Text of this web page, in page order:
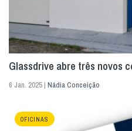
Glassdrive abre três novos
6 Jan. 2025 | Nádia Conceição
OFICINAS